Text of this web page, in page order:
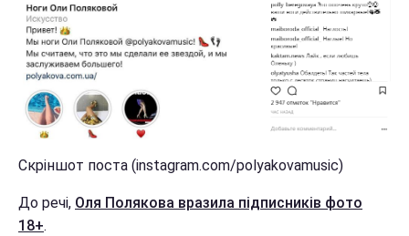
Скріншот поста (instagram.com/polyakovamusic)
До речі, Оля Полякова вразила підписників фото
18+.